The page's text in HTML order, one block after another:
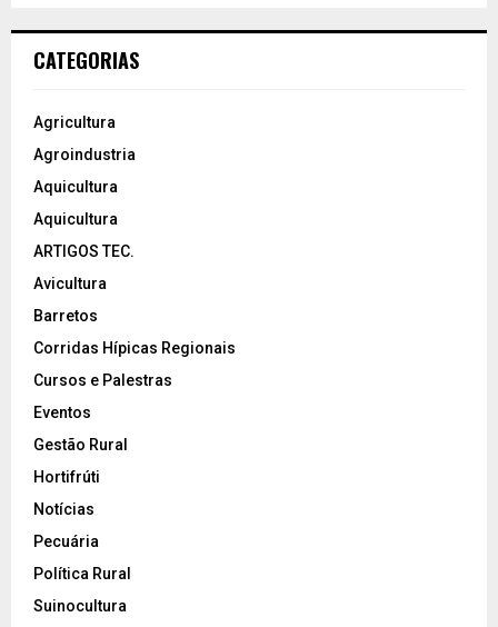
CATEGORIAS
Agricultura
Agroindustria
Aquicultura
Aquicultura
ARTIGOS TEC.
Avicultura
Barretos
Corridas Hípicas Regionais
Cursos e Palestras
Eventos
Gestão Rural
Hortifrúti
Notícias
Pecuária
Política Rural
Suinocultura